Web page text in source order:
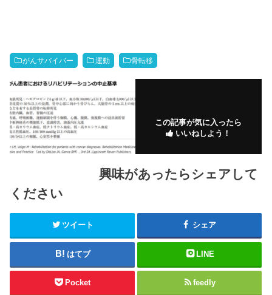
がんサバイバー 運動 骨転移
この記事が気に入ったら
いいねしよう！
興味があったらシェアして
ください
ツイート シェア
はてブ LINE
Pocket feedly